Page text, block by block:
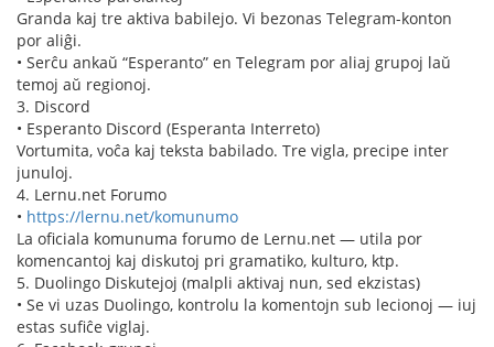
Granda kaj tre aktiva babilejo. Vi bezonas Telegram-konton
por aliĝi.
• Serĉu ankaŭ “Esperanto” en Telegram por aliaj grupoj laŭ
temoj aŭ regionoj.
3. Discord
• Esperanto Discord (Esperanta Interreto)
Vortumita, voĉa kaj teksta babilado. Tre vigla, precipe inter
junuloj.
4. Lernu.net Forumo
• https://lernu.net/komunumo
La oficiala komunuma forumo de Lernu.net — utila por
komencantoj kaj diskutoj pri gramatiko, kulturo, ktp.
5. Duolingo Diskutejoj (malpli aktivaj nun, sed ekzistas)
• Se vi uzas Duolingo, kontrolu la komentojn sub lecionoj — iuj
estas sufiĉe viglaj.